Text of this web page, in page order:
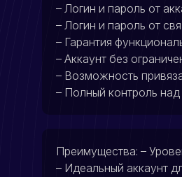
– Логин и пароль от
– Логин и пароль от
– Гарантия
– Аккаунт без
– Возможность
– Полный контроль над
Преимущества: –
– Идеальный аккаунт